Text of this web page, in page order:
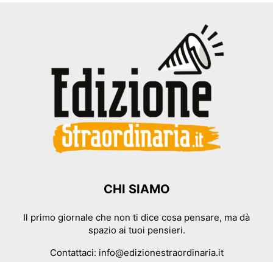
CHI SIAMO
Il primo giornale che non ti dice cosa pensare, ma dà
spazio ai tuoi pensieri.
Contattaci: info@edizionestraordinaria.it